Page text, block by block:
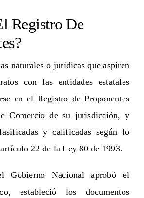
Registro De
naturales o jurídicas que aspiren
con las entidades estatales
en el Registro de Proponentes
Comercio de su jurisdicción, y
y calificadas según lo
22 de la Ley 80 de 1993.
Gobierno Nacional aprobó el
estableció los documentos